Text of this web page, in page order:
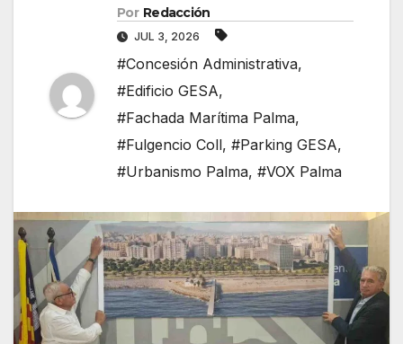
Por Redacción
JUL 3, 2026
#Concesión Administrativa,
#Edificio GESA,
#Fachada Marítima Palma,
#Fulgencio Coll, #Parking GESA,
#Urbanismo Palma, #VOX Palma